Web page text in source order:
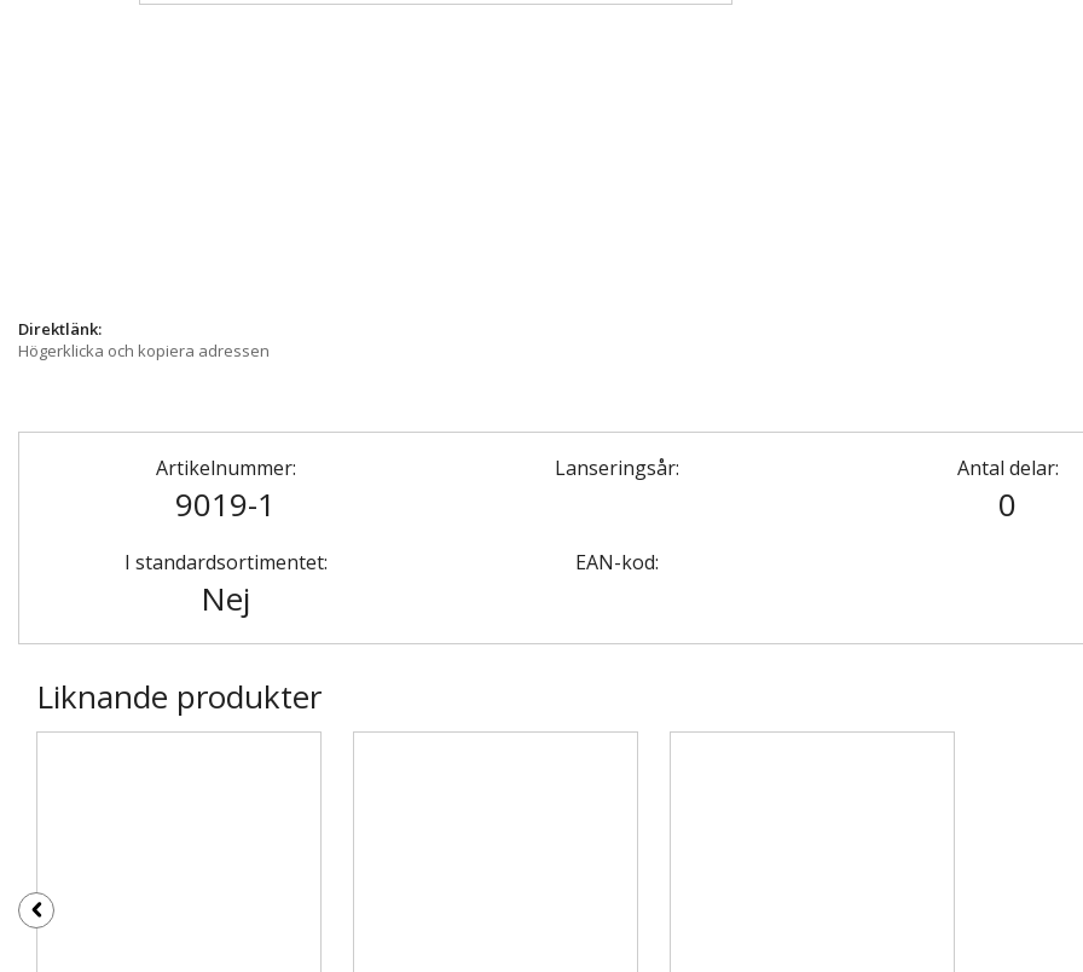
Direktlänk:
Högerklicka och kopiera adressen
Artikelnummer:
9019-1
Lanseringsår: Antal delar:
0
I standardsortimentet:
Nej
EAN-kod:
Liknande produkter